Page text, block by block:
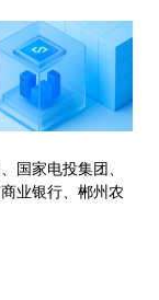
国家电投集团、
业银行、郴州农